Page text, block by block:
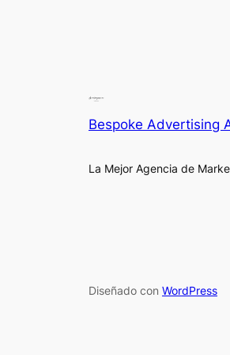
Bespoke Advertising
La Mejor Agencia de
Diseñado con WordPress